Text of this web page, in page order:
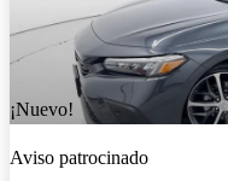
¡Nuevo!
Aviso patrocinado